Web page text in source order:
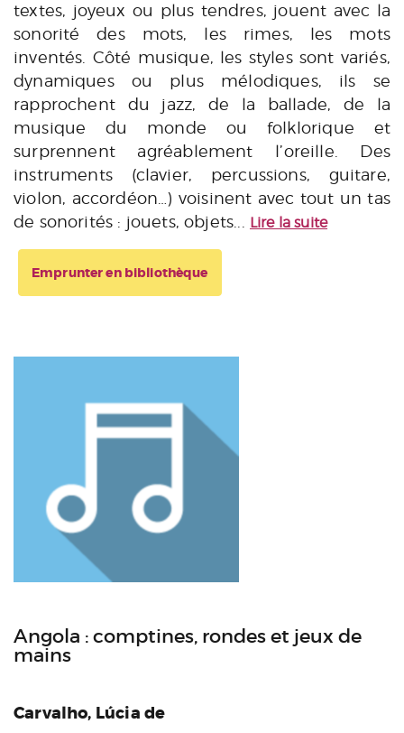
textes, joyeux ou plus tendres, jouent avec la
sonorité des mots, les rimes, les mots
inventés. Côté musique, les styles sont variés,
dynamiques ou plus mélodiques, ils se
rapprochent du jazz, de la ballade, de la
musique du monde ou folklorique et
surprennent agréablement l’oreille. Des
instruments (clavier, percussions, guitare,
violon, accordéon…) voisinent avec tout un tas
de sonorités : jouets, objets... Lire la suite
Emprunter en bibliothèque
Angola : comptines, rondes et jeux de
mains
Carvalho, Lúcia de